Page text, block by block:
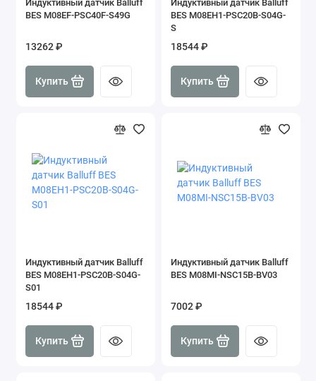
Индуктивный датчик Balluff
BES M08EF-PSC40F-S49G
13262 ₽
Купить
Индуктивный датчик Balluff
BES M08EH1-PSC20B-S04G-
S
18544 ₽
Купить
Индуктивный датчик Balluff
BES M08EH1-PSC20B-S04G-
S01
18544 ₽
Купить
Индуктивный датчик Balluff
BES M08MI-NSC15B-BV03
7002 ₽
Купить